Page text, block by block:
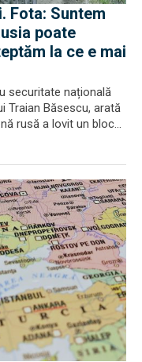
Fota: Suntem
poate
la ce e mai
securitate națională
Traian Băsescu, arată
rusă a lovit un bloc...